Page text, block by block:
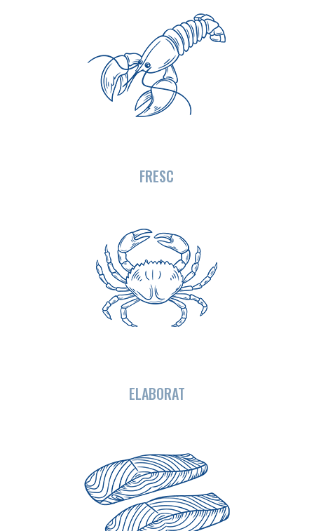
FRESC
ELABORAT